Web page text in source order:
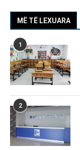
MË TË LEXUARA
1
2